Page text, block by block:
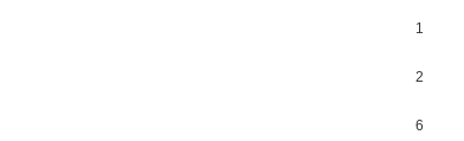
1
2
6